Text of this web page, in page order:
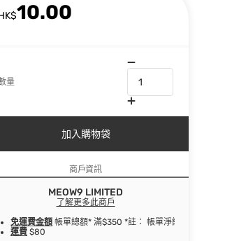
10.00
量
加入購物袋
商戶資訊
MEOW9 LIMITED
了解更多此商戶
免運費金額 帳單總額* 滿$350 *註： 帳單淨總額指扣除
運費 $80